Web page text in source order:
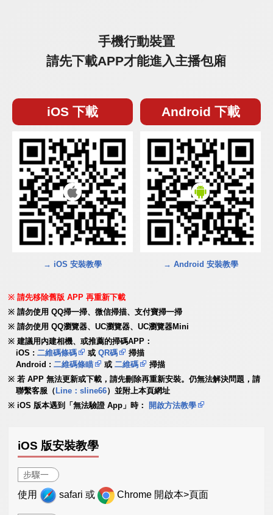
手機行動裝置
請先下載APP才能進入主播包廂
iOS 下載
→ iOS 安裝教學
Android 下載
→ Android 安裝教學
請先移除舊版 APP 再重新下載
請勿使用 QQ掃一掃、微信掃描、支付寶掃一掃
請勿使用 QQ瀏覽器、UC瀏覽器、UC瀏覽器Mini
建議用內建相機、或推薦的掃碼APP：
iOS :二維碼條碼 或QR碼
掃描
Android :二維碼條瞄 或二維碼
掃描
若 APP 無法更新或下載，請先刪除再重新安裝。仍無法解決問題，請
聯繫客服（ Line：sline66）並附上本頁網址
iOS 版本遇到「無法驗證 App」時：
開啟方法教學
iOS 版安裝教學
步驟一
使用 safari 或 Chrome 開啟本>頁面